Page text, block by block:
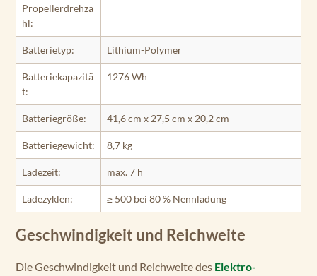
Propellerdrehza
hl:
Batterietyp: Lithium-Polymer
Batteriekapazitä
t:
1276 Wh
Batteriegröße: 41,6 cm x 27,5 cm x 20,2 cm
Batteriegewicht: 8,7 kg
Ladezeit: max. 7 h
Ladezyklen: ≥ 500 bei 80 % Nennladung
Geschwindigkeit und Reichweite
Die Geschwindigkeit und Reichweite des Elektro-